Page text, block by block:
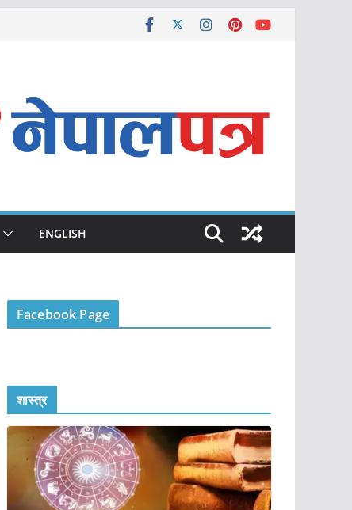
ENGLISH
Facebook Page
शास्त्र